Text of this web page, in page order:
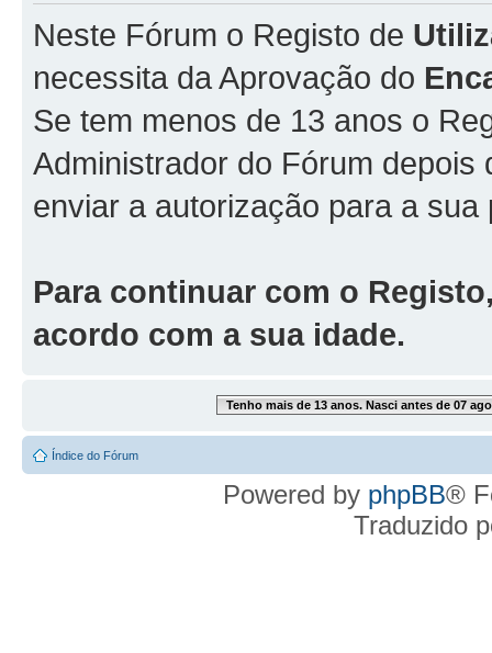
Neste Fórum o Registo de
necessita da Aprovação do
Se tem menos de 13 anos o
Administrador do Fórum
enviar a autorização para a sua
Para continuar com o
acordo com a sua idade.
Tenho mais de 13 anos. Nasci antes de 07 ago
Índice do Fórum
Powered by phpBB®
Traduzido